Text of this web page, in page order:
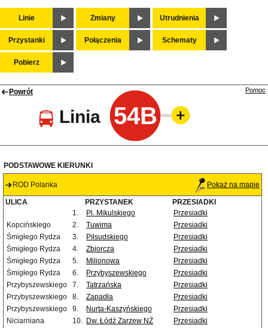
Linie Zmiany Utrudnienia
Przystanki Połączenia Schematy
Pobierz
Powrót
Linia 54B
Pomoc
PODSTAWOWE KIERUNKI
ROD Polanka Pokaż na mapie
ULICA PRZYSTANEK
PRZESIADKI
1.
Pl. Mikulskiego
Przesiadki
Kopcińskiego
2. Tuwima
Przesiadki
Śmigłego Rydza
3. Piłsudskiego
Przesiadki
Śmigłego Rydza
4. Zbiorcza
Przesiadki
Śmigłego Rydza
5. Milionowa
Przesiadki
Śmigłego Rydza
6. Przybyszewskiego
Przesiadki
Przybyszewskiego
7. Tatrzańska
Przesiadki
Przybyszewskiego
8. Zapadła
Przesiadki
Przybyszewskiego
9. Nurta-Kaszyńskiego
Przesiadki
Niciarniana
10. Dw. Łódź Zarzew NŻ
Przesiadki